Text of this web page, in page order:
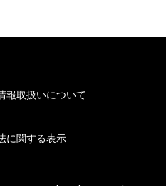
報取扱いについて
に関する表示